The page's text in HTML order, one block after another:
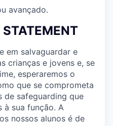
avançado.
em salvaguardar e
crianças e jovens e, se
esperaremos o
que se comprometa
de safeguarding que
à sua função. A
nossos alunos é de